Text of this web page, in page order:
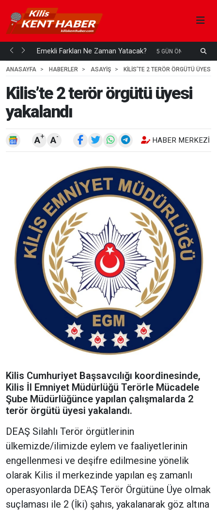
mi... Emekli Farkları Ne Zaman Yatacak? 5 GÜN ÖNCE
ANASAYFA
HABERLER ASAYİŞ KILIS’TE 2 TERÖR ÖRGÜTÜ ÜYESI
Kilis’te 2 terör örgütü üyesi
yakalandı
A+ A- HABER MERKEZI
Kilis Cumhuriyet Başsavcılığı koordinesinde,
Kilis İl Emniyet Müdürlüğü Terörle Mücadele
Şube Müdürlüğünce yapılan çalışmalarda 2
terör örgütü üyesi yakalandı.
DEAŞ Silahlı Terör örgütlerinin
ülkemizde/ilimizde eylem ve faaliyetlerinin
engellenmesi ve deşifre edilmesine yönelik
olarak Kilis il merkezinde yapılan eş zamanlı
operasyonlarda DEAŞ Terör Örgütüne Üye olmak
suçlaması ile 2 (İki) şahıs, yakalanarak göz altına